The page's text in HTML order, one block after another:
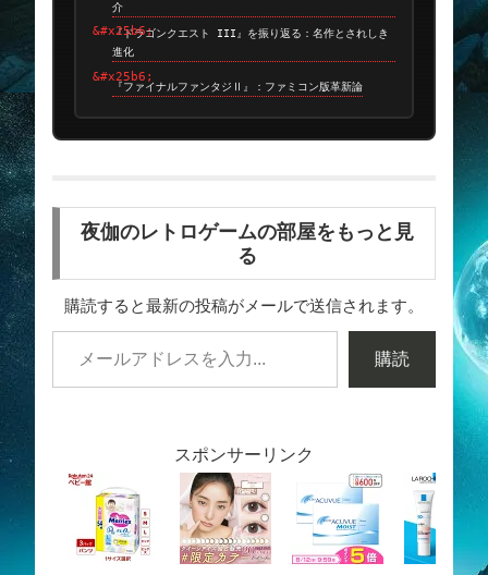
介
『ドラゴンクエスト III』を振り返る：名作とされしき
進化
『ファイナルファンタジⅡ』：ファミコン版革新論
夜伽のレトロゲームの部屋をもっと見
る
購読すると最新の投稿がメールで送信されます。
購読
スポンサーリンク